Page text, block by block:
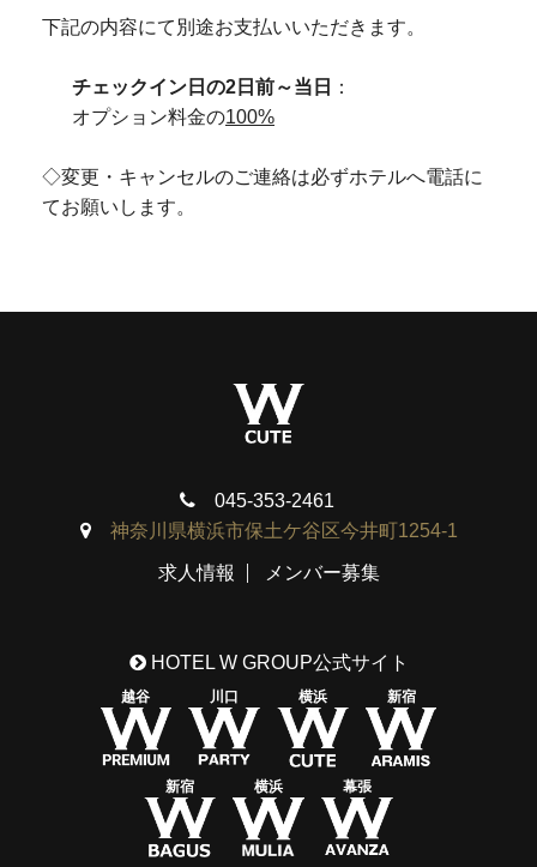
下記の内容にて別途お支払いいただきます。
チェックイン日の2日前～当日
：
オプション料金の100%
◇変更・キャンセルのご連絡は必ずホテルへ電話に
てお願いします。
045-353-2461
神奈川県横浜市保土ケ谷区今井町1254-1
求人情報 メンバー募集
HOTEL W GROUP公式サイト
越谷 川口 横浜 新宿
新宿 横浜 幕張